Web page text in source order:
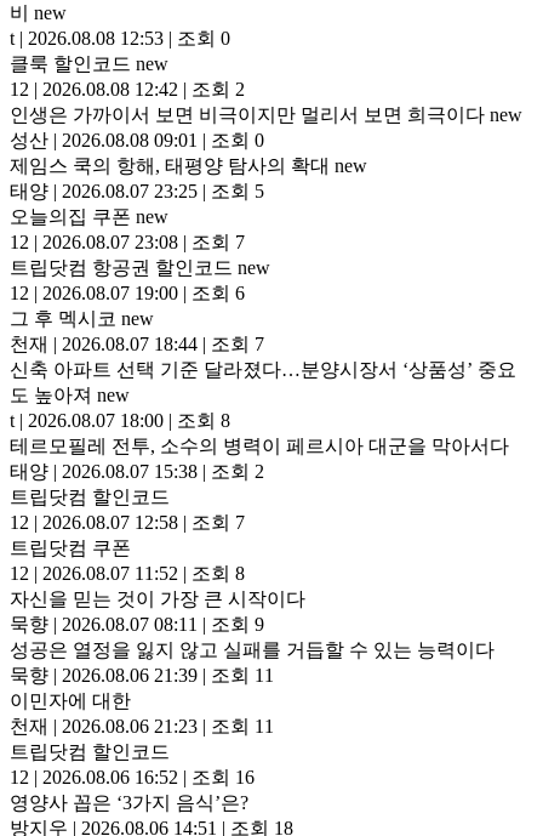
비
new
t | 2026.08.08 12:53 | 조회 0
클룩 할인코드 new
12 | 2026.08.08 12:42 | 조회 2
인생은 가까이서 보면 비극이지만 멀리서 보면 희극이다 new
성산 | 2026.08.08 09:01 | 조회 0
제임스 쿡의 항해, 태평양 탐사의 확대 new
태양 | 2026.08.07 23:25 | 조회 5
오늘의집 쿠폰 new
12 | 2026.08.07 23:08 | 조회 7
트립닷컴 항공권 할인코드 new
12 | 2026.08.07 19:00 | 조회 6
그 후 멕시코 new
천재 | 2026.08.07 18:44 | 조회 7
신축 아파트 선택 기준 달라졌다…분양시장서 ‘상품성’ 중요
도 높아져 new
t | 2026.08.07 18:00 | 조회 8
테르모필레 전투, 소수의 병력이 페르시아 대군을 막아서다
태양 | 2026.08.07 15:38 | 조회 2
트립닷컴 할인코드
12 | 2026.08.07 12:58 | 조회 7
트립닷컴 쿠폰
12 | 2026.08.07 11:52 | 조회 8
자신을 믿는 것이 가장 큰 시작이다
묵향 | 2026.08.07 08:11 | 조회 9
성공은 열정을 잃지 않고 실패를 거듭할 수 있는 능력이다
묵향 | 2026.08.06 21:39 | 조회 11
이민자에 대한
천재 | 2026.08.06 21:23 | 조회 11
트립닷컴 할인코드
12 | 2026.08.06 16:52 | 조회 16
영양사 꼽은 ‘3가지 음식’은?
방지우 | 2026.08.06 14:51 | 조회 18